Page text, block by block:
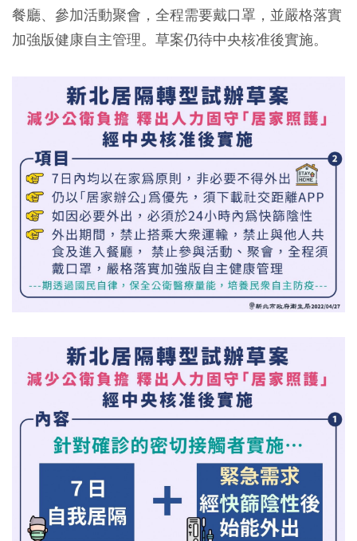
餐廳、參加活動聚會，全程需要戴口罩，並嚴格落實
加強版健康自主管理。草案仍待中央核准後實施。